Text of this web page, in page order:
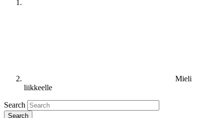
Mieli
liikkeelle
Search